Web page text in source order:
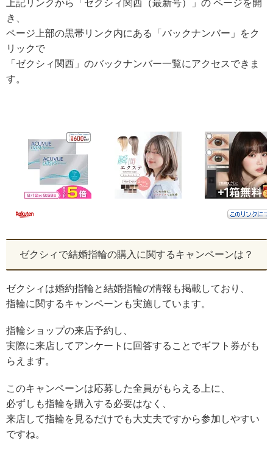
上記リンクから「ゼクシィ関西（最新号）」の ページを開
き、
ページ上部の黒帯リンク内にある「バックナンバー」をク
リックで
「ゼクシィ関西」のバックナンバー一覧にアクセスできま
す。
ゼクシィで結婚指輪の購入に関するキャンペーンは？
ゼクシィは婚約指輪と結婚指輪の情報も掲載しており、
指輪に関するキャンペーンも実施しています。
指輪ショップの来店予約し、
実際に来店してアンケートに回答することでギフト券がも
らえます。
このキャンペーンは応募した全員がもらえる上に、
必ずしも指輪を購入する必要はなく、
来店して指輪を見るだけでも大丈夫ですから参加しやすい
ですね。